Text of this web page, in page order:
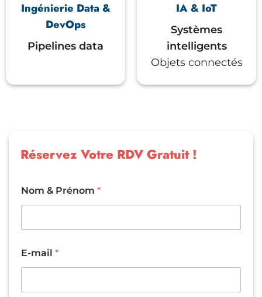
Ingénierie Data &
DevOps
Pipelines data
IA & IoT
Systèmes
intelligents
Objets connectés
Réservez Votre RDV Gratuit !
Nom & Prénom *
E-mail *